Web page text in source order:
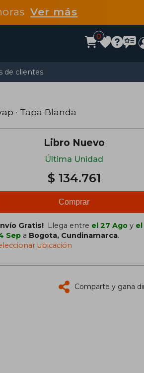
Ver más
0
de clientes
· Tapa Blanda
Libro Nuevo
Última Unidad
$ 134.761
Comprar
Gratis! Llega entre el 27 Ago y el
Sep a Bogota, Cundinamarca.
ubicación
Comparte y gana